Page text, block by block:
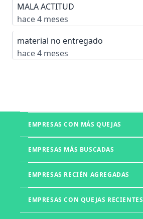
MALA ACTITUD
hace 4 meses
material no entregado
hace 4 meses
EMPRESAS CON MÁS QUEJAS
UNITEC
EMPRESAS MÁS BUSCADAS
Izzi
EMPRESAS RECIÉN AGREGADAS
EMPRESAS CON QUEJAS RECIENTES